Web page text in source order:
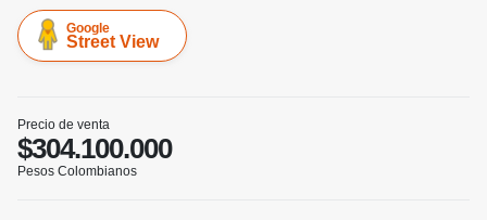
Google
Street View
Precio de venta
$304.100.000
Pesos Colombianos